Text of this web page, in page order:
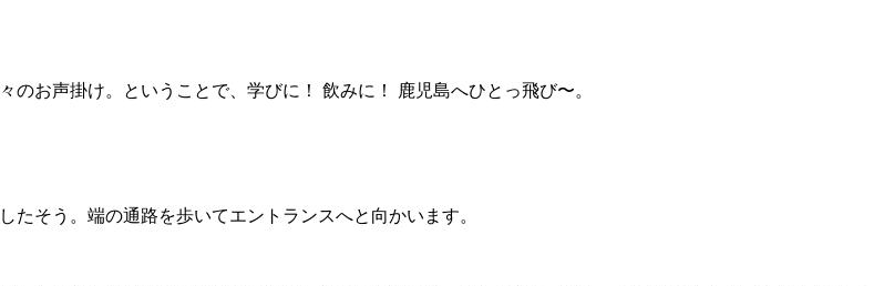
お声掛け。ということで、学びに！ 飲みに！ 鹿児島へひとっ飛び〜。
そう。端の通路を歩いてエントランスへと向かいます。